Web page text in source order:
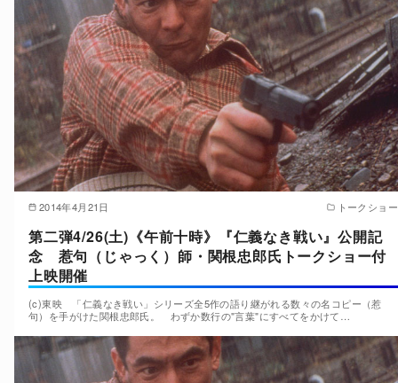
2014年4月21日 トークショー
第二弾4/26(土)《午前十時》『仁義なき戦い』公開記
念 惹句（じゃっく）師・関根忠郎氏トークショー付
上映開催
(c)東映 「仁義なき戦い」シリーズ全5作の語り継がれる数々の名コピー（惹
句）を手がけた関根忠郎氏。 わずか数行の"言葉"にすべてをかけて…